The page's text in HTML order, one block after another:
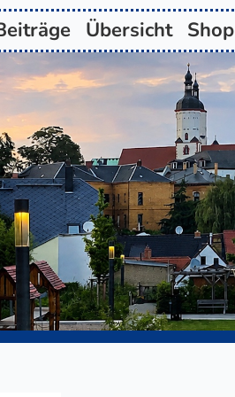
Übersicht Shop